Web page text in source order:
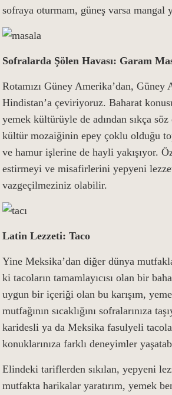
sofraya oturmam, güneş varsa
Sofralarda Şölen Havası: Garam
Rotamızı Güney Amerika’dan, Güney
Hindistan’a çeviriyoruz. Baharat
yemek kültürüyle de adından sıkça
kültür mozaiğinin epey çoklu olduğu
ve hamur işlerine de hayli yakışıyor.
estirmeyi ve misafirlerini yepyeni
vazgeçilmeziniz olabilir.
Latin Lezzeti: Taco
Yine Meksika’dan diğer dünya
ki tacoların tamamlayıcısı olan bir
uygun bir içeriği olan bu karışım,
mutfağının sıcaklığını sofralarınıza
karidesli ya da Meksika fasulyeli
konuklarınıza farklı deneyimler
Elindeki tariflerden sıkılan, yepyeni
mutfakta harikalar yaratırım, yemek